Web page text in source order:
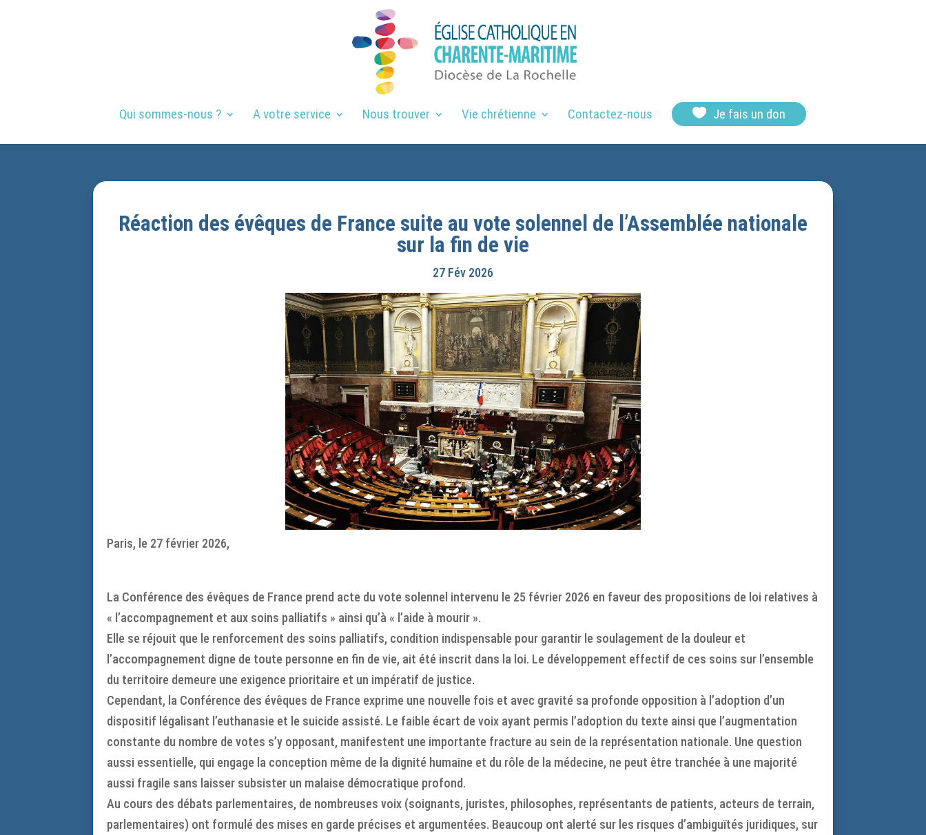
Qui sommes-nous ? A votre service Nous trouver Vie chrétienne Contactez-nous  Je fais un don
Réaction des évêques de France suite au vote solennel de l’Assemblée nationale
sur la fin de vie
27 Fév 2026
Paris, le 27 février 2026,
La Conférence des évêques de France prend acte du vote solennel intervenu le 25 février 2026 en faveur des propositions de loi relatives à
« l’accompagnement et aux soins palliatifs » ainsi qu’à « l’aide à mourir ».
Elle se réjouit que le renforcement des soins palliatifs, condition indispensable pour garantir le soulagement de la douleur et
l’accompagnement digne de toute personne en fin de vie, ait été inscrit dans la loi. Le développement effectif de ces soins sur l’ensemble
du territoire demeure une exigence prioritaire et un impératif de justice.
Cependant, la Conférence des évêques de France exprime une nouvelle fois et avec gravité sa profonde opposition à l’adoption d’un
dispositif légalisant l’euthanasie et le suicide assisté. Le faible écart de voix ayant permis l’adoption du texte ainsi que l’augmentation
constante du nombre de votes s’y opposant, manifestent une importante fracture au sein de la représentation nationale. Une question
aussi essentielle, qui engage la conception même de la dignité humaine et du rôle de la médecine, ne peut être tranchée à une majorité
aussi fragile sans laisser subsister un malaise démocratique profond.
Au cours des débats parlementaires, de nombreuses voix (soignants, juristes, philosophes, représentants de patients, acteurs de terrain,
parlementaires) ont formulé des mises en garde précises et argumentées. Beaucoup ont alerté sur les risques d’ambiguïtés juridiques, sur